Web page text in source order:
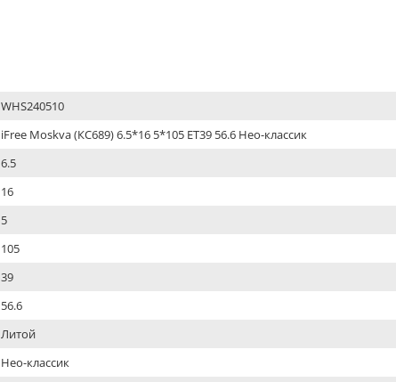
WHS240510
iFree Moskva (КС689) 6.5*16 5*105 ET39 56.6 Нео-классик
6.5
16
5
105
39
56.6
Литой
Нео-классик